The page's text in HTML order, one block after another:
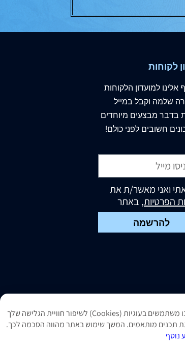
לקוחות
אלינו למועדון הלקוחות
שלמה וקבל במייל
בדבר מבצעים מיוחדים
חשובים לפני כולם!
ואני מאשר/ת את
הפרטיות, באתר
להרשמה
אנו משתמשים בעוגיות (Cookies) לשיפור חוויית הגלישה שלך
תכנים מותאמים. המשך שימוש באתר מהווה הסכמה לכך.
נוסף